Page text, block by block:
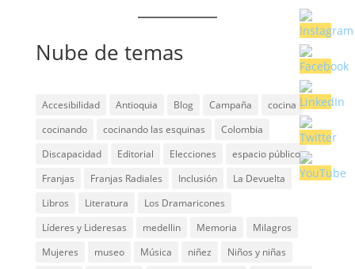
Nube de temas
Accesibilidad Antioquia Blog Campaña
cocina
cocinando
cocinando las esquinas
Colombia
Discapacidad
Editorial Elecciones
espacio público
Franjas
Franjas Radiales Inclusión
La Devuelta
Libros
Literatura
Los Dramaricones
Líderes y Lideresas
medellin Memoria
Milagros
Mujeres
museo Música niñez
Niños y niñas